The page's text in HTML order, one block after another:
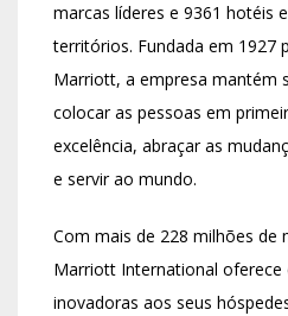
marcas líderes e 9361 hotéis
territórios. Fundada em 1927
Marriott, a empresa mantém
colocar as pessoas em
excelência, abraçar as
e servir ao mundo.
Com mais de 228 milhões de
Marriott International oferece
inovadoras aos seus